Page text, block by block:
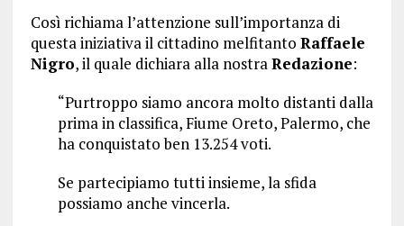
Così richiama l’attenzione sull’importanza di
questa iniziativa il cittadino melfitanto Raffaele
Nigro, il quale dichiara alla nostraRedazione:
“Purtroppo siamo ancora molto distanti dalla
prima in classifica, Fiume Oreto, Palermo, che
ha conquistato ben 13.254 voti.
Se partecipiamo tutti insieme, la sfida
possiamo anche vincerla.